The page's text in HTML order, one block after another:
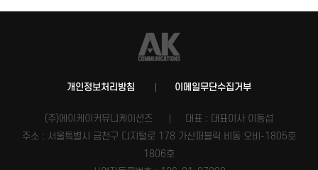
개인정보처리방침 이메일무단수집거부
(주)에이케이커뮤니케이션즈
대표 : 대표이사 이동섭
주소 : 서울특별시 금천구 디지털로 178 가산퍼블릭 비동 오비-1805호
1806호